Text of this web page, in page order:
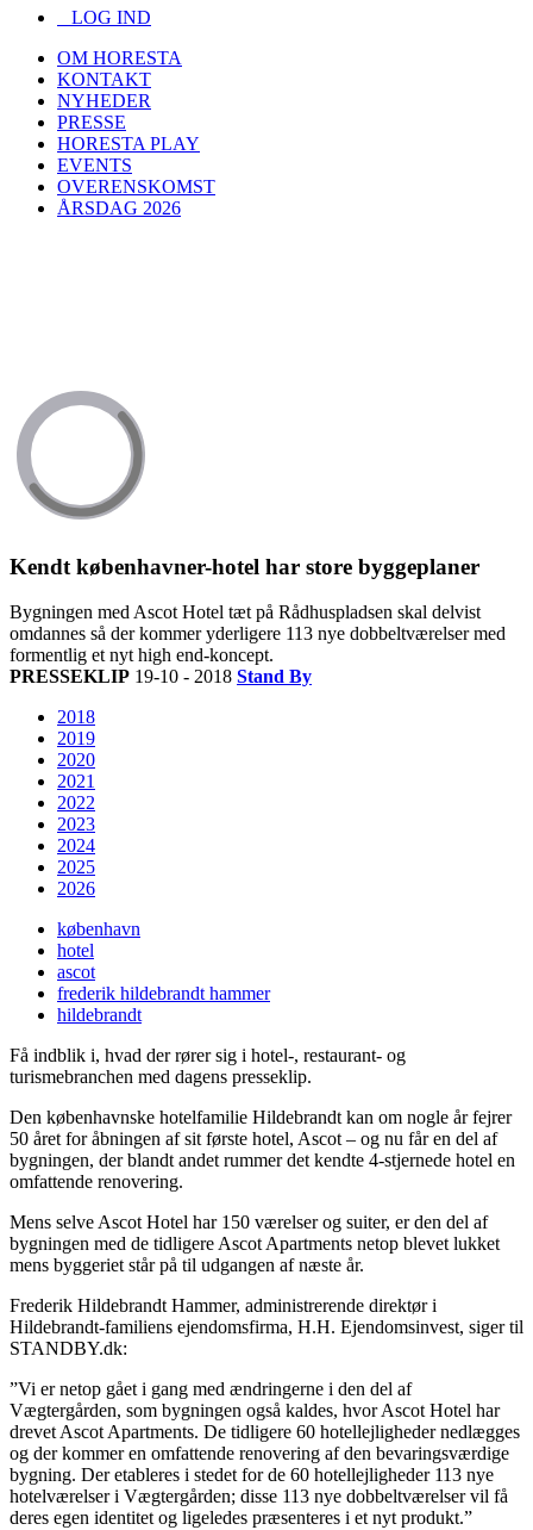
LOG IND
OM HORESTA
KONTAKT
NYHEDER
PRESSE
HORESTA PLAY
EVENTS
OVERENSKOMST
ÅRSDAG 2026
Kendt københavner-hotel har store byggeplaner
Bygningen med Ascot Hotel tæt på Rådhuspladsen skal delvist
omdannes så der kommer yderligere 113 nye dobbeltværelser med
formentlig et nyt high end-koncept.
PRESSEKLIP 19-10 - 2018 Stand By
2018
2019
2020
2021
2022
2023
2024
2025
2026
københavn
hotel
ascot
frederik hildebrandt hammer
hildebrandt
Få indblik i, hvad der rører sig i hotel-, restaurant- og
turismebranchen med dagens presseklip.
Den københavnske hotelfamilie Hildebrandt kan om nogle år fejrer
50 året for åbningen af sit første hotel, Ascot – og nu får en del af
bygningen, der blandt andet rummer det kendte 4-stjernede hotel en
omfattende renovering.
Mens selve Ascot Hotel har 150 værelser og suiter, er den del af
bygningen med de tidligere Ascot Apartments netop blevet lukket
mens byggeriet står på til udgangen af næste år.
Frederik Hildebrandt Hammer, administrerende direktør i
Hildebrandt-familiens ejendomsfirma, H.H. Ejendomsinvest, siger til
STANDBY.dk:
”Vi er netop gået i gang med ændringerne i den del af
Vægtergården, som bygningen også kaldes, hvor Ascot Hotel har
drevet Ascot Apartments. De tidligere 60 hotellejligheder nedlægges
og der kommer en omfattende renovering af den bevaringsværdige
bygning. Der etableres i stedet for de 60 hotellejligheder 113 nye
hotelværelser i Vægtergården; disse 113 nye dobbeltværelser vil få
deres egen identitet og ligeledes præsenteres i et nyt produkt.”